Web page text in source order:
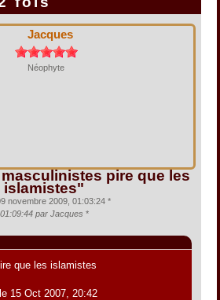
Jacques
Néophyte
pire que les
islamistes"
novembre 2009, 01:03:24 *
par Jacques *
que les islamistes
15 Oct 2007, 20:42